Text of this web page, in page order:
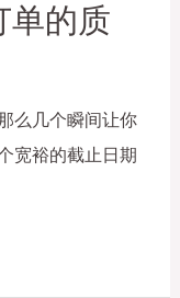
单的质
么几个瞬间让你
宽裕的截止日期